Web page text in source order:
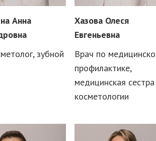
Анна
зубной
Хазова Олеся
Евгеньевна
Врач по
профилактике,
медицинская
косметологии